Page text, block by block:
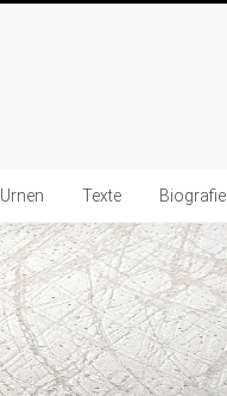
Urnen Texte Biografie